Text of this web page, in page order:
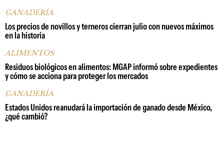
GANADERÍA
Los precios de novillos y terneros cierran julio con nuevos máximos
en la historia
ALIMENTOS
Residuos biológicos en alimentos: MGAP informó sobre expedientes
y cómo se acciona para proteger los mercados
GANADERÍA
Estados Unidos reanudará la importación de ganado desde México,
¿qué cambió?